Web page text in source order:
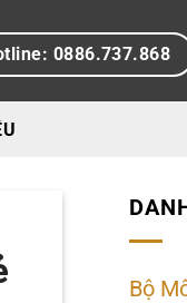
0886.737.868
Bộ